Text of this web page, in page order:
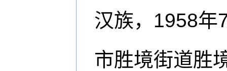
汉族，1958年
市胜境街道胜